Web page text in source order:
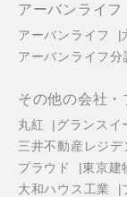
アーバンライフ
アーバンライフ
アーバンライフ分
その他の会社・
丸紅 グランスイ
三井不動産レジデ
プラウド
東京建
大和ハウス工業